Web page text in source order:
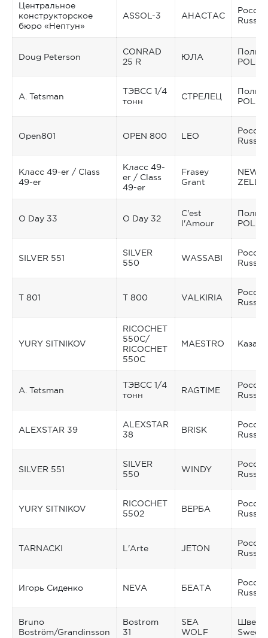
Центральное
конструкторское
бюро «Нептун»
ASSOL-3 АНАСТАС
Russia
Doug Peterson
CONRAD
25 R
ЮЛА
A. Tetsman
ТЭВСС 1/4
тонн
СТРЕЛЕЦ
Open801 OPEN 800 LEO
Russia
Класс 49-er / Class
49-er
Класс 49-
er / Class
49-er
Frasey
Grant
NEW
O Day 33 O Day 32
C'est
l'Amour
SILVER 551
SILVER
550
WASSABI
Russia
Т 801 Т 800 VALKIRIA
Russia
YURY SITNIKOV
RICOCHET
550C/
RICOCHET
550C
MAESTRO
A. Tetsman
ТЭВСС 1/4
тонн
RAGTIME
Russia
ALEXSTAR 39
ALEXSTAR
38
BRISK
Russia
SILVER 551
SILVER
550
WINDY
Russia
YURY SITNIKOV
RICOCHET
5502
ВЕРБА
Russia
TARNACKI L'Arte JETON
Russia
Игорь Сиденко NEVA БЕАТА
Russia
Bruno
Boström/Grandinsson
Bostrom
31
SEA
WOLF